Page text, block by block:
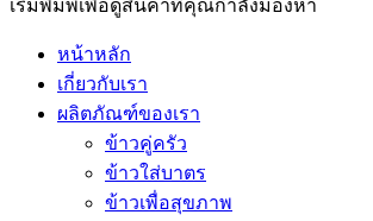
เริ่มพิมพ์เพื่อดูสินค้าที่คุณกำลังมองหา
หน้าหลัก
เกี่ยวกับเรา
ผลิตภัณฑ์ของเรา
ข้าวคู่ครัว
ข้าวใส่บาตร
ข้าวเพื่อสุขภาพ